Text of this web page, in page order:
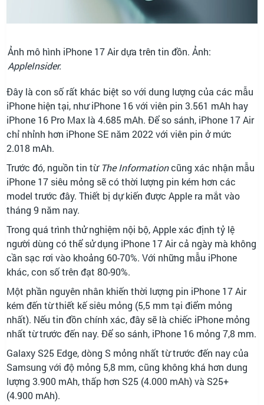
Ảnh mô hình iPhone 17 Air dựa trên tin đồn. Ảnh:
AppleInsider.
Đây là con số rất khác biệt so với dung lượng của các mẫu
iPhone hiện tại, như iPhone 16 với viên pin 3.561 mAh hay
iPhone 16 Pro Max là 4.685 mAh. Để so sánh, iPhone 17 Air
chỉ nhỉnh hơn iPhone SE năm 2022 với viên pin ở mức
2.018 mAh.
Trước đó, nguồn tin từ The Informationcũng xác nhận mẫu
iPhone 17 siêu mỏng sẽ có thời lượng pin kém hơn các
model trước đây. Thiết bị dự kiến được Apple ra mắt vào
tháng 9 năm nay.
Trong quá trình thử nghiệm nội bộ, Apple xác định tỷ lệ
người dùng có thể sử dụng iPhone 17 Air cả ngày mà không
cần sạc rơi vào khoảng 60-70%. Với những mẫu iPhone
khác, con số trên đạt 80-90%.
Một phần nguyên nhân khiến thời lượng pin iPhone 17 Air
kém đến từ thiết kế siêu mỏng (5,5 mm tại điểm mỏng
nhất). Nếu tin đồn chính xác, đây sẽ là chiếc iPhone mỏng
nhất từ trước đến nay. Để so sánh, iPhone 16 mỏng 7,8 mm.
Galaxy S25 Edge, dòng S mỏng nhất từ trước đến nay của
Samsung với độ mỏng 5,8 mm, cũng không khá hơn dung
lượng 3.900 mAh, thấp hơn S25 (4.000 mAh) và S25+
(4.900 mAh).